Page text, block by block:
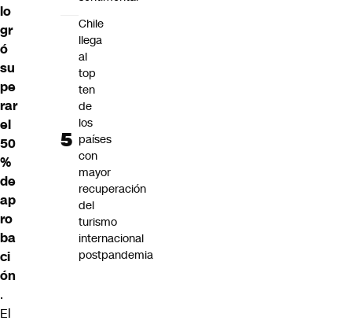
lo
gr
ó
su
pe
rar
el
50
%
de
ap
ro
ba
ci
ón
.
El
Chile
llega
al
top
ten
de
los
países
con
mayor
recuperación
del
turismo
internacional
postpandemia